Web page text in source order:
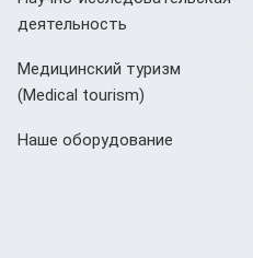
деятельность
Медицинский туризм
(Мedical tourism)
Наше оборудование